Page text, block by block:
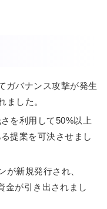
ガバナンス攻撃が発生
ました。
を利用して50%以上
提案を可決させまし
が新規発行され、
金が引き出されまし